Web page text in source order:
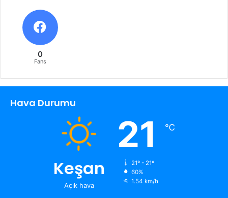
0
Fans
Hava Durumu
Keşan
Açık hava
21 ℃
21º - 21º
60%
1.54 km/h